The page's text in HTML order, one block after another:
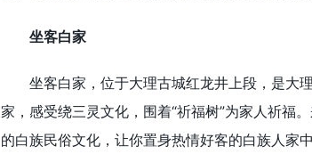
坐客白家
坐客白家，位于大理古城红龙井上段，是大理
家，感受绕三灵文化，围着“祈福树”为家人祈福
的白族民俗文化，让你置身热情好客的白族人家中